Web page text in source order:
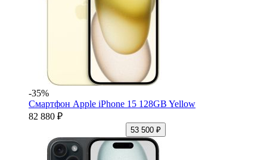
-35%
Смартфон Apple iPhone 15 128GB Yellow
82 880 ₽
53 500 ₽